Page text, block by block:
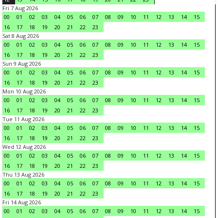
Fri 7 Aug 2026
00
01 02 03 04 05 06 07 08 09 10 11 12 13 14
15
16
17 18 19 20 21 22
23
Sat 8 Aug 2026
00
01 02 03 04 05 06 07 08 09 10 11 12 13 14
15
16
17 18 19 20 21 22
23
Sun 9 Aug 2026
00
01 02 03 04 05 06 07 08 09 10 11 12 13 14
15
16
17 18 19 20 21 22
23
Mon 10 Aug 2026
00
01 02 03 04 05 06 07 08 09 10 11 12 13 14
15
16
17 18 19 20 21 22
23
Tue 11 Aug 2026
00
01 02 03 04 05 06 07 08 09 10 11 12 13 14
15
16
17 18 19 20 21 22
23
Wed 12 Aug 2026
00
01 02 03 04 05 06 07 08 09 10 11 12 13 14
15
16
17 18 19 20 21 22
23
Thu 13 Aug 2026
00
01 02 03 04 05 06 07 08 09 10 11 12 13 14
15
16
17 18 19 20 21 22
23
Fri 14 Aug 2026
00
01 02 03 04 05 06 07 08 09 10 11 12 13 14
15